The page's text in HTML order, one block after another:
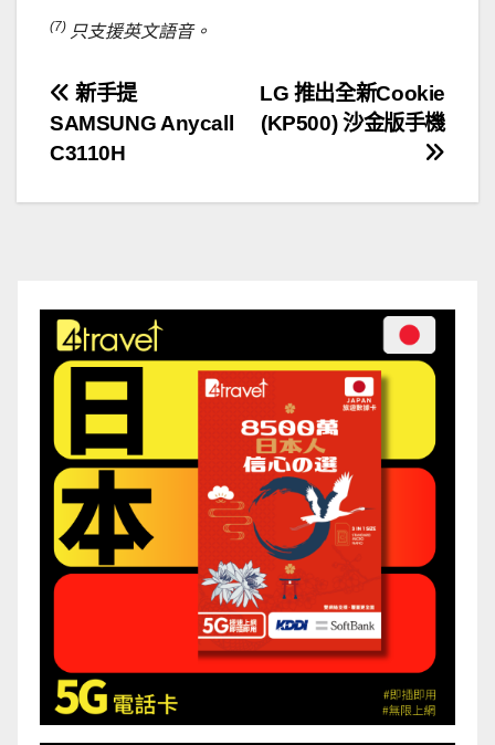
(7) 只支援英文語音。
文
章
導
LG 推出全新Cookie
(KP500) 沙金版手機
新手提
SAMSUNG Anycall
C3110H